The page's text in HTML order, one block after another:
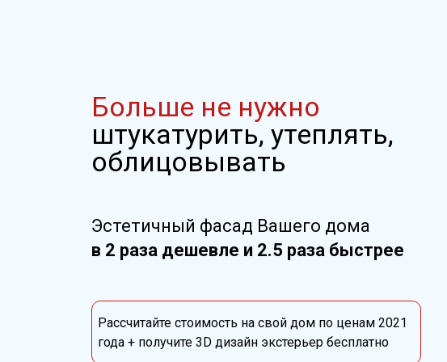
Рассчитайте стоимость на свой дом по ценам 2021
года + получите 3D дизайн экстерьер бесплатно
Эстетичный фасад Вашего дома
в 2 раза дешевле и 2.5 раза быстрее
Больше не нужно
штукатурить, утеплять,
облицовывать